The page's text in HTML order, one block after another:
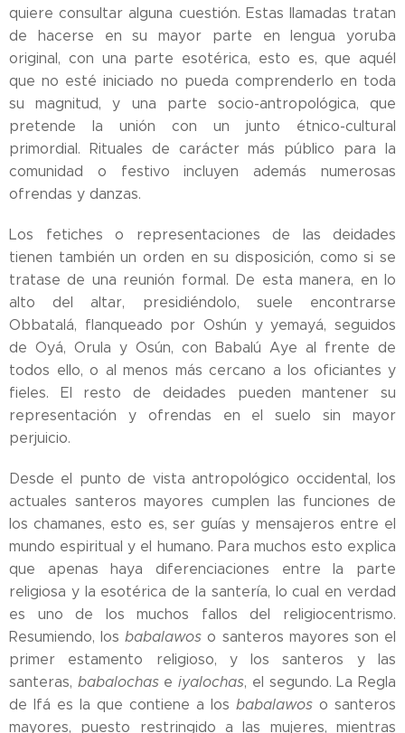
quiere consultar alguna cuestión. Estas llamadas tratan
de hacerse en su mayor parte en lengua yoruba
original, con una parte esotérica, esto es, que aquél
que no esté iniciado no pueda comprenderlo en toda
su magnitud, y una parte socio-antropológica, que
pretende la unión con un junto étnico-cultural
primordial. Rituales de carácter más público para la
comunidad o festivo incluyen además numerosas
ofrendas y danzas.
Los fetiches o representaciones de las deidades
tienen también un orden en su disposición, como si se
tratase de una reunión formal. De esta manera, en lo
alto del altar, presidiéndolo, suele encontrarse
Obbatalá, flanqueado por Oshún y yemayá, seguidos
de Oyá, Orula y Osún, con Babalú Aye al frente de
todos ello, o al menos más cercano a los oficiantes y
fieles. El resto de deidades pueden mantener su
representación y ofrendas en el suelo sin mayor
perjuicio.
Desde el punto de vista antropológico occidental, los
actuales santeros mayores cumplen las funciones de
los chamanes, esto es, ser guías y mensajeros entre el
mundo espiritual y el humano. Para muchos esto explica
que apenas haya diferenciaciones entre la parte
religiosa y la esotérica de la santería, lo cual en verdad
es uno de los muchos fallos del religiocentrismo.
Resumiendo, losbabalawos o santeros mayores son el
primer estamento religioso, y los santeros y las
santeras, babalochaseiyalochas, el segundo. La Regla
de Ifá es la que contiene a los babalawos o santeros
mayores, puesto restringido a las mujeres, mientras